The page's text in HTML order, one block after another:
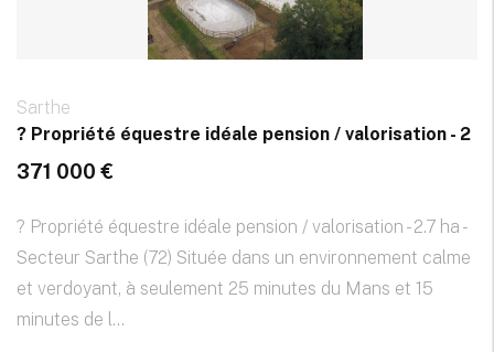
Sarthe
? Propriété équestre idéale pension / valorisation - 2
371 000 €
? Propriété équestre idéale pension / valorisation - 2.7 ha -
Secteur Sarthe (72) Située dans un environnement calme
et verdoyant, à seulement 25 minutes du Mans et 15
minutes de l...